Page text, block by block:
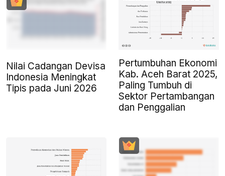
Nilai Cadangan Devisa
Indonesia Meningkat
Tipis pada Juni 2026
Pertumbuhan Ekonomi
Kab. Aceh Barat 2025,
Paling Tumbuh di
Sektor Pertambangan
dan Penggalian